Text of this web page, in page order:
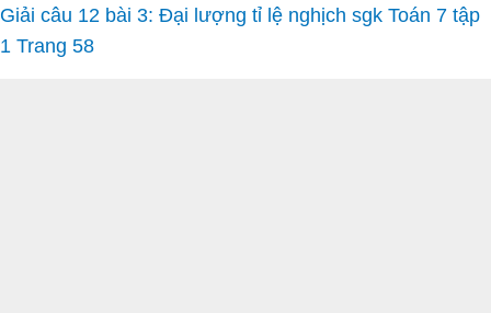
Giải câu 12 bài 3: Đại lượng tỉ lệ nghịch sgk Toán 7 tập
1 Trang 58